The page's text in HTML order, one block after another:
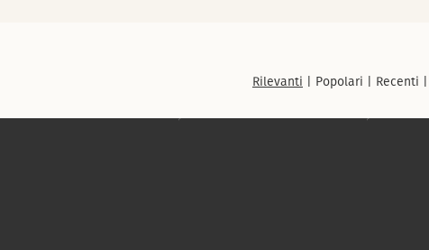
Rilevanti Popolari Recenti